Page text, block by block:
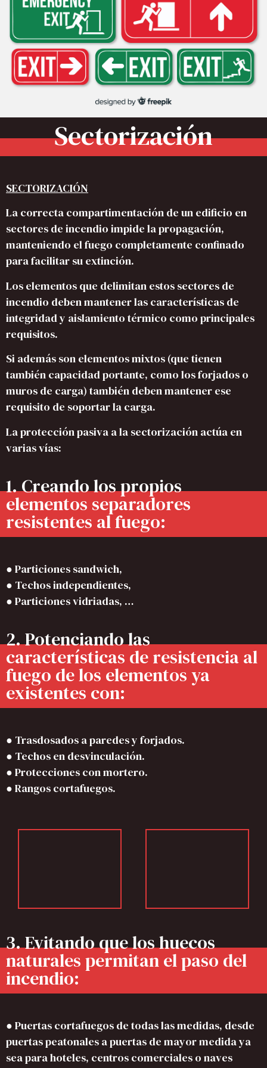
Sectorización
SECTORIZACIÓN
La correcta compartimentación de un edificio en
sectores de incendio impide la propagación,
manteniendo el fuego completamente confinado
para facilitar su extinción.
Los elementos que delimitan estos sectores de
incendio deben mantener las características de
integridad y aislamiento térmico como principales
requisitos.
Si además son elementos mixtos (que tienen
también capacidad portante, como los forjados o
muros de carga) también deben mantener ese
requisito de soportar la carga.
La protección pasiva a la sectorización actúa en
varias vías:
1. Creando los propios
elementos separadores
resistentes al fuego:
● Particiones sandwich,
● Techos independientes,
● Particiones vidriadas, …
2. Potenciando las
características de resistencia al
fuego de los elementos ya
existentes con:
● Trasdosados ​​a paredes y forjados.
● Techos en desvinculación.
● Protecciones con mortero.
● Rangos cortafuegos.
3. Evitando que los huecos
naturales permitan el paso del
incendio:
● Puertas cortafuegos de todas las medidas, desde
puertas peatonales a puertas de mayor medida ya
sea para hoteles, centros comerciales o naves